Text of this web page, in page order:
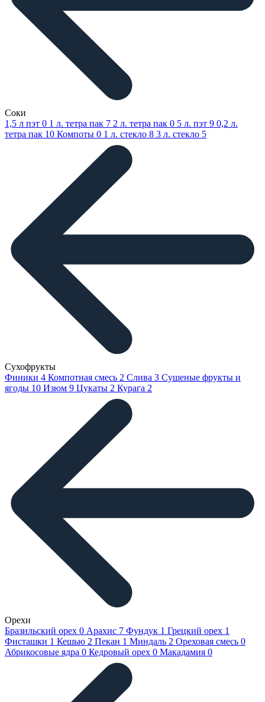
Соки
1,5 л пэт 0 1 л. тетра пак 7 2 л. тетра пак 0 5 л. пэт 9 0,2 л.
тетра пак 10 Компоты 0 1 л. стекло 8 3 л. стекло 5
Сухофрукты
Финики 4 Компотная смесь 2 Слива 3 Сушеные фрукты и
ягоды 10 Изюм 9 Цукаты 2 Курага 2
Орехи
Бразильский орех 0 Арахис 7 Фундук 1 Грецкий орех 1
Фисташки 1 Кешью 2 Пекан 1 Миндаль 2 Ореховая смесь 0
Абрикосовые ядра 0 Кедровый орех 0 Макадамия 0